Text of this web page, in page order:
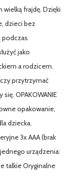
frajdę. Dzięki
dzieci bez
podczas
jako
a rodzicem.
przytrzymać
OPAKOWANIE
opakowanie,
dziecka.
3x AAA (brak
urządzenia:
talkie Oryginalne